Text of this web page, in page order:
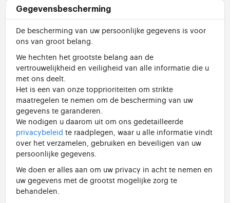
Gegevensbescherming
De bescherming van uw persoonlijke gegevens is voor
ons van groot belang.
We hechten het grootste belang aan de
vertrouwelijkheid en veiligheid van alle informatie die u
met ons deelt.
Het is een van onze topprioriteiten om strikte
maatregelen te nemen om de bescherming van uw
gegevens te garanderen.
We nodigen u daarom uit om ons gedetailleerde
privacybeleid te raadplegen, waar u alle informatie vindt
over het verzamelen, gebruiken en beveiligen van uw
persoonlijke gegevens.
We doen er alles aan om uw privacy in acht te nemen en
uw gegevens met de grootst mogelijke zorg te
behandelen.